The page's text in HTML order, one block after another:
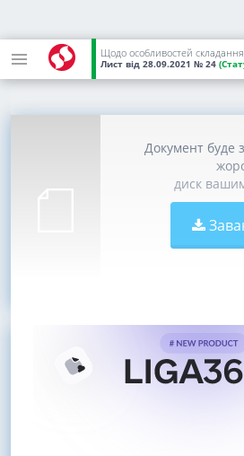
Лист від 28.09.2021 № 24
Документ буде
диск